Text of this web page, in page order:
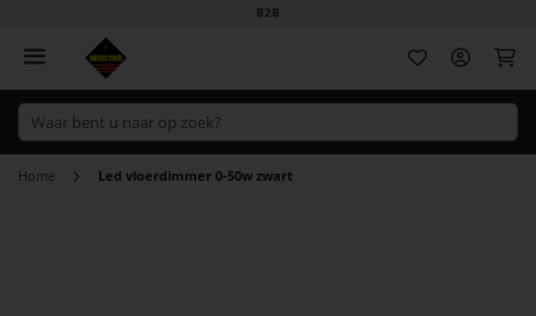
B2B
Home Led vloerdimmer 0-50w zwart